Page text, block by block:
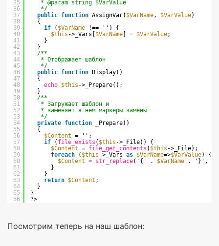
35
36
37
38
39
40
41
42
43
44
45
46
47
48
49
50
51
52
53
54
55
56
57
58
59
60
61
62
63
64
65
66
* @param string $VarValue
*/
public function AssignVar( $VarName, $VarValue)
{
if
( $VarName !== '' ) {
$this ->_Vars[ $VarName ] = $VarValue;
}
}
/**
* Отображает шаблон
*/
public function
Display()
{
echo $this ->_Prepare();
}
/**
* Загружает шаблон и
* заменяет в нем маркеры замены
*/
private function
_Prepare()
{
$Content = '' ;
if
( file_exists ( $this ->_File)) {
$Content = file_get_contents ( $this ->_File);
foreach
( $this ->_Vars as $VarName=>$VarValue) {
$Content = str_replace( '{' . $VarName . '}' ,
}
}
return $Content ;
}
}
?>
Посмотрим теперь на наш шаблон: